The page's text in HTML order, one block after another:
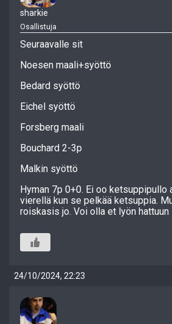
sharkie
Osallistuja
Seuraavalle sit
Noesen maali+syöttö
Bedard syöttö
Eichel syöttö
Forsberg maali
Bouchard 2-3p
Malkin syöttö
Hyman 7p 0+0. Ei oo ketsuppipullo
vierellä kun se pelkää ketsuppia.
roiskasis jo. Voi olla et lyön hattuun
24/10/2024, 22:23